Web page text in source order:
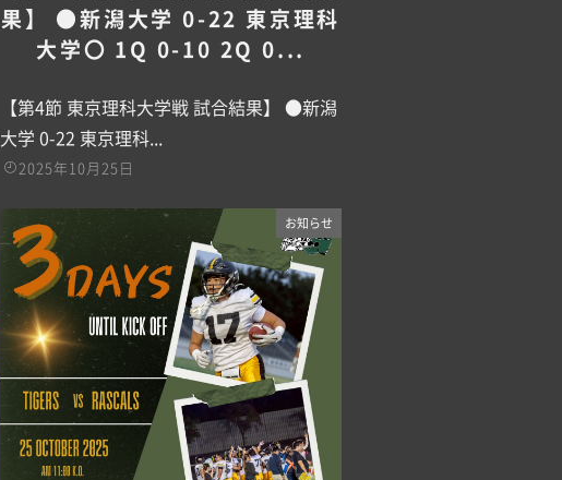
果】 ●新潟大学 0-22 東京理科
大学〇 1Q 0-10 2Q 0...
【第4節 東京理科大学戦 試合結果】 ●新潟
大学 0-22 東京理科...
2025年10月25日
お知らせ